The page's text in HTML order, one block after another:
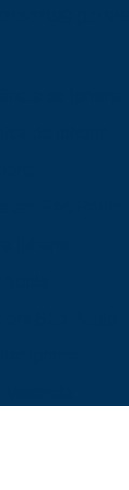
Celular